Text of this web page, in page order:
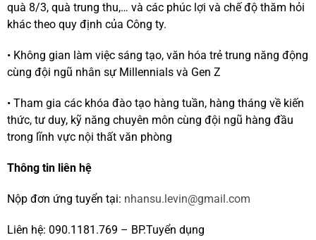
quà 8/3, quà trung thu,… và các phúc lợi và chế độ thăm hỏi
khác theo quy định của Công ty.
• Không gian làm việc sáng tạo, văn hóa trẻ trung năng động
cùng đội ngũ nhân sự Millennials và Gen Z
• Tham gia các khóa đào tạo hàng tuần, hàng tháng về kiến
thức, tư duy, kỹ năng chuyên môn cùng đội ngũ hàng đầu
trong lĩnh vực nội thất văn phòng
Thông tin liên hệ
Nộp đơn ứng tuyển tại: nhansu.levin@gmail.com
Liên hệ: 090.1181.769 – BP.Tuyển dụng